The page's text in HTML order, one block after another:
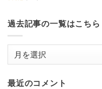
過去記事の一覧はこちら
事
最近のコメント